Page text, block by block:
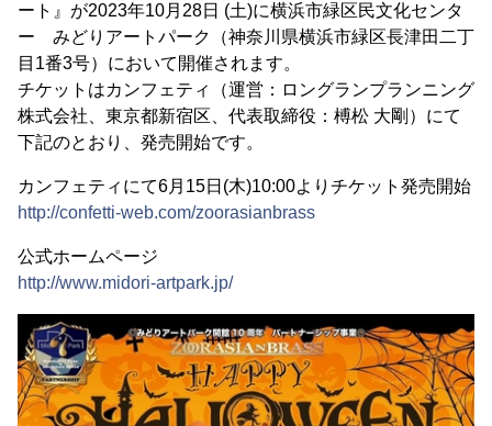
ート』が2023年10月28日 (土)に横浜市緑区民文化センタ
ー みどりアートパーク（神奈川県横浜市緑区長津田二丁
目1番3号）において開催されます。
チケットはカンフェティ（運営：ロングランプランニング
株式会社、東京都新宿区、代表取締役：榑松 大剛）にて
下記のとおり、発売開始です。
カンフェティにて6月15日(木)10:00よりチケット発売開始
http://confetti-web.com/zoorasianbrass
公式ホームページ
http://www.midori-artpark.jp/